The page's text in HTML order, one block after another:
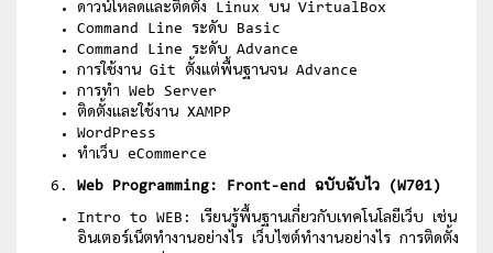
ดาวน์โหลดและติดตั้ง Linux บน VirtualBox
Command Line ระดับ Basic
Command Line ระดับ Advance
การใช้งาน Git ตั้งแต่พื้นฐานจน Advance
การทำ Web Server
ติดตั้งและใช้งาน XAMPP
WordPress
ทำเว็บ eCommerce
Web Programming: Front-end ฉบับฉับไว (W701)
Intro to WEB: เรียนรู้พื้นฐานเกี่ยวกับเทคโนโลยีเว็บ เช่น
อินเตอร์เน็ตทำงานอย่างไร เว็บไซต์ทำงานอย่างไร การติดตั้ง